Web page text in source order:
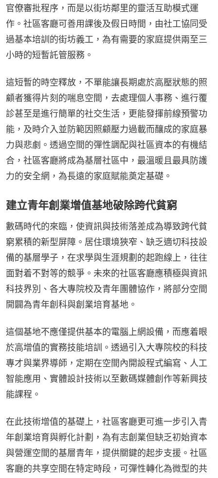
官僚審批程序，而是以街坊鄰里的靈活互助模式運
作。社區客廳可善用課後及假日時間，由社工協同受
過基本培訓的街坊義工，為有需要的家庭提供兩至三
小時的短暫託管服務。
這短暫的時空釋放，不單能讓長期處於高壓狀態的照
顧者獲得片刻的喘息空間，去處理個人事務、進行覆
診甚至是進行簡單的社交生活，更能發揮前線預警功
能，及時介入並防範因照顧壓力過載而釀成的家庭暴
力與悲劇。透過空間的彈性調配與社區資本的有機結
合，社區客廳將成為基層社區中，最溫暖且最具防護
力的安全網，為長遠的家庭賦能奠定基礎。
建立青年創業增值基地破除跨代貧窮
數碼時代的來臨，使資訊與技術落差成為導致跨代貧
窮累積的新型屏障。居住環境狹窄、缺乏適切科技設
備的基層學子，在求學與生涯規劃的起跑線上，往往
面對着不對等的競爭。未來的社區客廳應積極與資訊
科技界別、各大專院校及青年團體協作，將部分空間
開闢為青年創科與創業培育基地。
這個基地不應僅提供基本的電腦上網設備，而應着眼
於高增值的實務技能培訓。透過引入大專院校的科技
專才與業界導師，定期在空間內開設程式編寫、人工
智能應用、實體設計技術以至數碼媒體創作等新興技
能課程。
在此技術增值的基礎上，社區客廳更可進一步引入青
年創業培育與孵化計劃，為有志創業但缺乏初始資本
與營運空間的基層青年，提供關鍵的起步支援。社區
客廳的共享空間在特定時段，可彈性轉化為微型的共